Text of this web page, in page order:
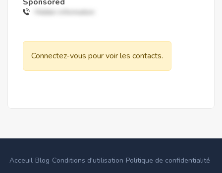
Hidden information
Connectez-vous pour voir les contacts.
Acceuil Blog Conditions d'utilisation Politique de confidentialité